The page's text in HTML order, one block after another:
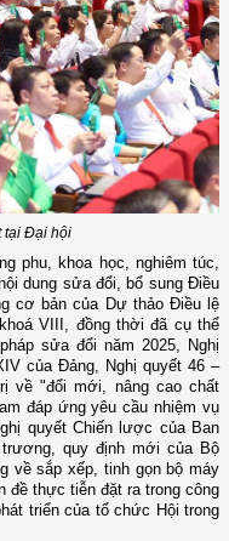
tại Đại hội
phu, khoa học, nghiêm túc,
dung sửa đổi, bổ sung Điều
cơ bản của Dự thảo Điều lệ
VIII, đồng thời đã cụ thể
sửa đổi năm 2025, Nghị
của Đảng, Nghị quyết 46 –
về "đổi mới, nâng cao chất
đáp ứng yêu cầu nhiệm vụ
quyết Chiến lược của Ban
quy định mới của Bộ
về sắp xếp, tinh gọn bộ máy
đề thực tiễn đặt ra trong công
triển của tổ chức Hội trong